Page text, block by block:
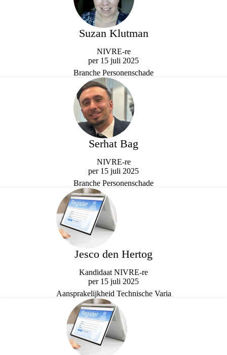
Suzan Klutman
NIVRE-re
per 15 juli 2025
Branche Personenschade
Serhat Bag
NIVRE-re
per 15 juli 2025
Branche Personenschade
Jesco den Hertog
Kandidaat NIVRE-re
per 15 juli 2025
Aansprakelijkheid Technische Varia